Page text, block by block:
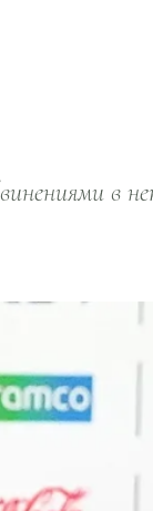
в